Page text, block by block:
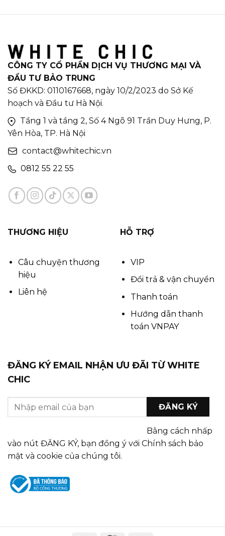
CÔNG TY CỔ PHẦN DỊCH VỤ THƯƠNG MẠI VÀ
ĐẦU TƯ BẢO TRUNG
Số ĐKKD: 0110167668, ngày 10/2/2023 do Sở Kế
hoạch và Đầu tư Hà Nội.
Tầng 1 và tầng 2, Số 4 Ngõ 91 Trần Duy Hưng, P.
Yên Hòa, TP. Hà Nội
contact@whitechic.vn
0812 55 22 55
THƯƠNG HIỆU
Câu chuyện thương
hiệu
Liên hệ
HỖ TRỢ
VIP
Đổi trả & vận chuyển
Thanh toán
Hướng dẫn thanh
toán VNPAY
ĐĂNG KÝ EMAIL NHẬN ƯU ĐÃI TỪ WHITE
CHIC
Bằng cách nhấp
vào nút ĐĂNG KÝ, bạn đồng ý với Chính sách bảo
mật và cookie của chúng tôi.